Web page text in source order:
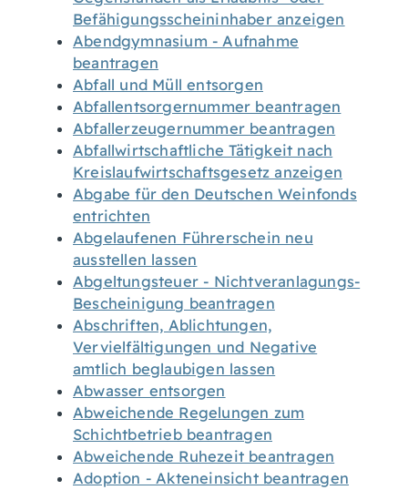
Befähigungsscheininhaber anzeigen
Abendgymnasium - Aufnahme
beantragen
Abfall und Müll entsorgen
Abfallentsorgernummer beantragen
Abfallerzeugernummer beantragen
Abfallwirtschaftliche Tätigkeit nach
Kreislaufwirtschaftsgesetz anzeigen
Abgabe für den Deutschen Weinfonds
entrichten
Abgelaufenen Führerschein neu
ausstellen lassen
Abgeltungsteuer - Nichtveranlagungs-
Bescheinigung beantragen
Abschriften, Ablichtungen,
Vervielfältigungen und Negative
amtlich beglaubigen lassen
Abwasser entsorgen
Abweichende Regelungen zum
Schichtbetrieb beantragen
Abweichende Ruhezeit beantragen
Adoption - Akteneinsicht beantragen